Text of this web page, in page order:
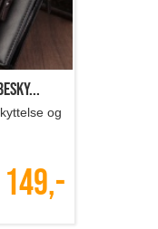
og
149,-